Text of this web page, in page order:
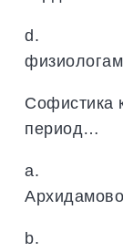
d.
Софистика
период…
a.
b.